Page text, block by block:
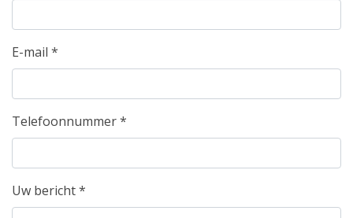
E-mail *
Telefoonnummer*
Uw bericht*